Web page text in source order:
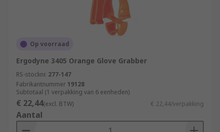
Op voorraad
Ergodyne 3405 Orange Glove Grabber
RS-stocknr. 277-147
Fabrikantnummer 19128
Subtotaal (1 verpakking van 6 eenheden)
€ 22,44(excl. BTW) € 22,44/verpakking
Aantal